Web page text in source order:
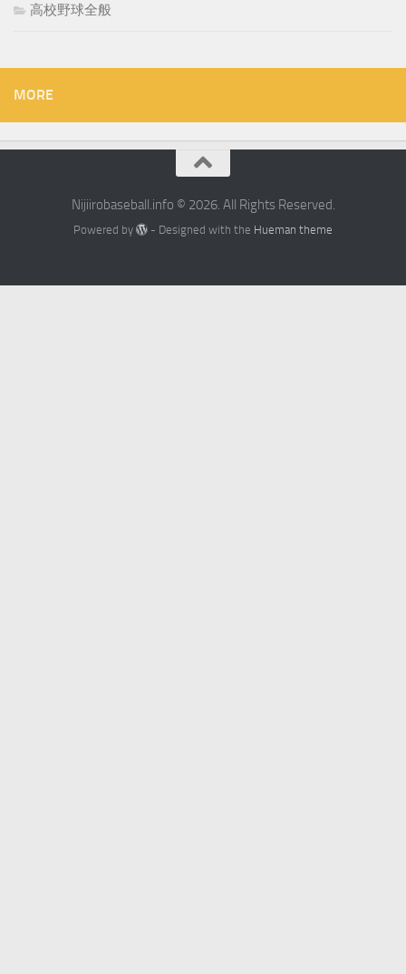
高校野球全般
MORE
Nijiirobaseball.info © 2026. All Rights Reserved.
Powered by - Designed with the Hueman theme